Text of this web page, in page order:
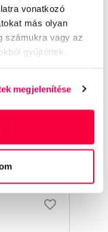
vonatkozó
más olyan
számukra vagy az
gyűjtöttek.
megjelenítése